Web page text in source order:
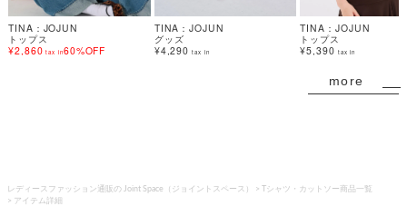
TINA：JOJUN
トップス
¥2,860 tax in60%OFF
TINA：JOJUN
グッズ
¥4,290 tax in
TINA：JOJUN
トップス
¥5,390 tax in
more
レディースファッション通販の Joint Space（ジョイントスペース）
Tシャツ・カットソー商品一覧
アイテム詳細